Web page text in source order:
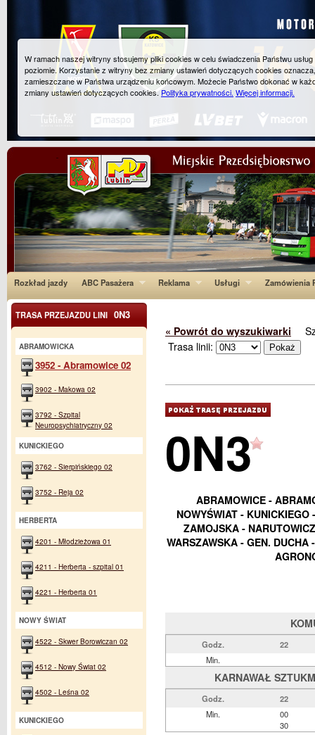
Rozkład jazdy ABC Pasażera Reklama Usługi Zamówienia
« Powrót do wyszukiwarki
Trasa linii:
0N3
ABRAMOWICE -
NOWYŚWIAT -
ZAMOJSKA -
WARSZAWSKA - GEN.
Godz.
22
Min.
KARNAWAŁ
Godz.
22
Min.
00
30
TRASA PRZEJAZDU LINI 0N3
ABRAMOWICKA
3952 - Abramowice 02
3902 - Makowa 02
3792 - Szpital
Neuropsychiatryczny 02
KUNICKIEGO
3762 - Sierpińskiego 02
3752 - Reja 02
HERBERTA
4201 - Młodzieżowa 01
4211 - Herberta - szpital 01
4221 - Herberta 01
NOWY ŚWIAT
4522 - Skwer Borowiczan 02
4512 - Nowy Świat 02
4502 - Leśna 02
KUNICKIEGO
W ramach naszej witryny stosujemy pliki cookies w celu świadczenia Państwu
poziomie. Korzystanie z witryny bez zmiany ustawień dotyczących cookies
zamieszczane w Państwa urządzeniu końcowym. Możecie Państwo dokonać w
zmiany ustawień dotyczących cookies.Polityka prywatności. Więcej informacji.